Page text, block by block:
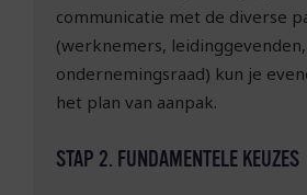
communicatie met de diverse
(werknemers, leidinggevenden,
ondernemingsraad) kun je
het plan van aanpak.
STAP 2. FUNDAMENTELE KEUZES